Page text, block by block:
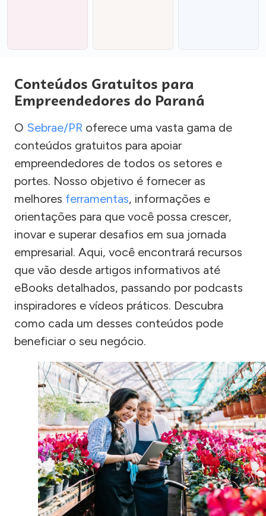
Conteúdos Gratuitos para
Empreendedores do Paraná
O Sebrae/PR oferece uma vasta gama de
conteúdos gratuitos para apoiar
empreendedores de todos os setores e
portes. Nosso objetivo é fornecer as
melhores ferramentas, informações e
orientações para que você possa crescer,
inovar e superar desafios em sua jornada
empresarial. Aqui, você encontrará recursos
que vão desde artigos informativos até
eBooks detalhados, passando por podcasts
inspiradores e vídeos práticos. Descubra
como cada um desses conteúdos pode
beneficiar o seu negócio.